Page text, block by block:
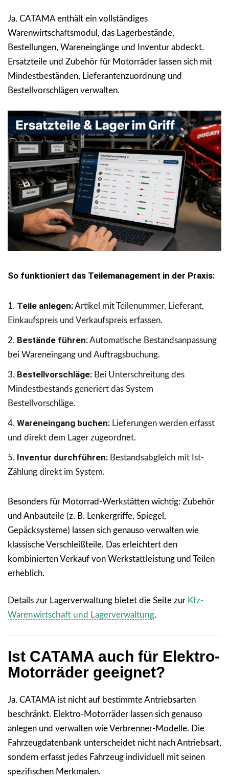
Ja. CATAMA enthält ein vollständiges
Warenwirtschaftsmodul, das Lagerbestände,
Bestellungen, Wareneingänge und Inventur abdeckt.
Ersatzteile und Zubehör für Motorräder lassen sich mit
Mindestbeständen, Lieferantenzuordnung und
Bestellvorschlägen verwalten.
So funktioniert das Teilemanagement in der Praxis:
Teile anlegen:Artikel mit Teilenummer, Lieferant,
Einkaufspreis und Verkaufspreis erfassen.
Bestände führen:Automatische Bestandsanpassung
bei Wareneingang und Auftragsbuchung.
Bestellvorschläge: Bei Unterschreitung des
Mindestbestands generiert das System
Bestellvorschläge.
Wareneingang buchen: Lieferungen werden erfasst
und direkt dem Lager zugeordnet.
Inventur durchführen: Bestandsabgleich mit Ist-
Zählung direkt im System.
Besonders für Motorrad-Werkstätten wichtig: Zubehör
und Anbauteile (z. B. Lenkergriffe, Spiegel,
Gepäcksysteme) lassen sich genauso verwalten wie
klassische Verschleißteile. Das erleichtert den
kombinierten Verkauf von Werkstattleistung und Teilen
erheblich.
Details zur Lagerverwaltung bietet die Seite zur Kfz-
Warenwirtschaft und Lagerverwaltung.
Ist CATAMA auch für Elektro-
Motorräder geeignet?
Ja. CATAMA ist nicht auf bestimmte Antriebsarten
beschränkt. Elektro-Motorräder lassen sich genauso
anlegen und verwalten wie Verbrenner-Modelle. Die
Fahrzeugdatenbank unterscheidet nicht nach Antriebsart,
sondern erfasst jedes Fahrzeug individuell mit seinen
spezifischen Merkmalen.